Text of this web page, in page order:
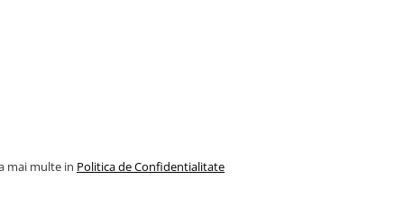
mai multe in Politica de Confidentialitate